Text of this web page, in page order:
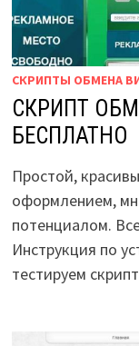
СКРИПТЫ ОБМЕНА
СКРИПТ
БЕСПЛАТНО
Простой,
оформлением,
потенциалом.
Инструкция по
тестируем